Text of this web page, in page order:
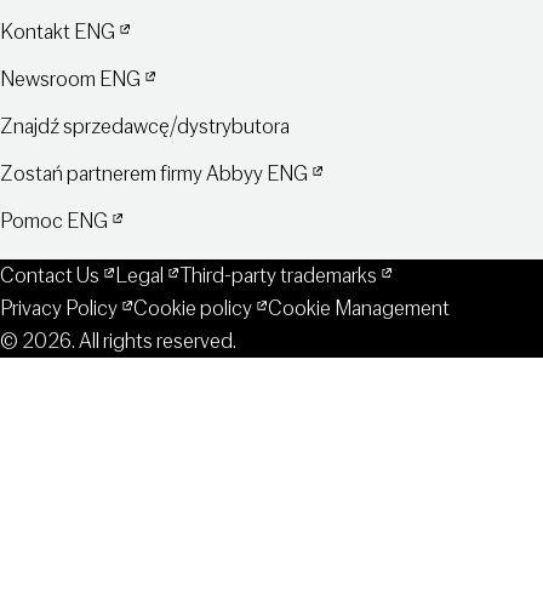
Kontakt ENG
Newsroom ENG
Znajdź sprzedawcę/dystrybutora
Zostań partnerem firmy Abbyy ENG
Pomoc ENG
Contact Us Legal
Third-party trademarks
Privacy Policy
Cookie policy
Cookie Management
© 2026. All rights reserved.